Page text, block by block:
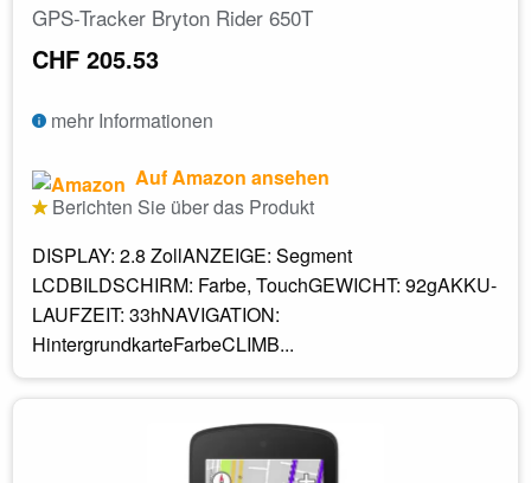
GPS-Tracker Bryton Rider 650T
CHF 205.53
mehr Informationen
Auf Amazon ansehen
Berichten Sie über das Produkt
DISPLAY: 2.8 ZollANZEIGE: Segment
LCDBILDSCHIRM: Farbe, TouchGEWICHT: 92gAKKU-
LAUFZEIT: 33hNAVIGATION:
HintergrundkarteFarbeCLIMB...